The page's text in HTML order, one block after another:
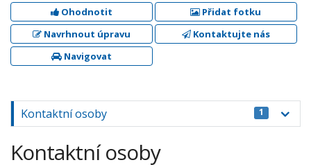
Ohodnotit
Přidat fotku
Navrhnout úpravu
Kontaktujte nás
Navigovat
Kontaktní osoby 1
Kontaktní osoby